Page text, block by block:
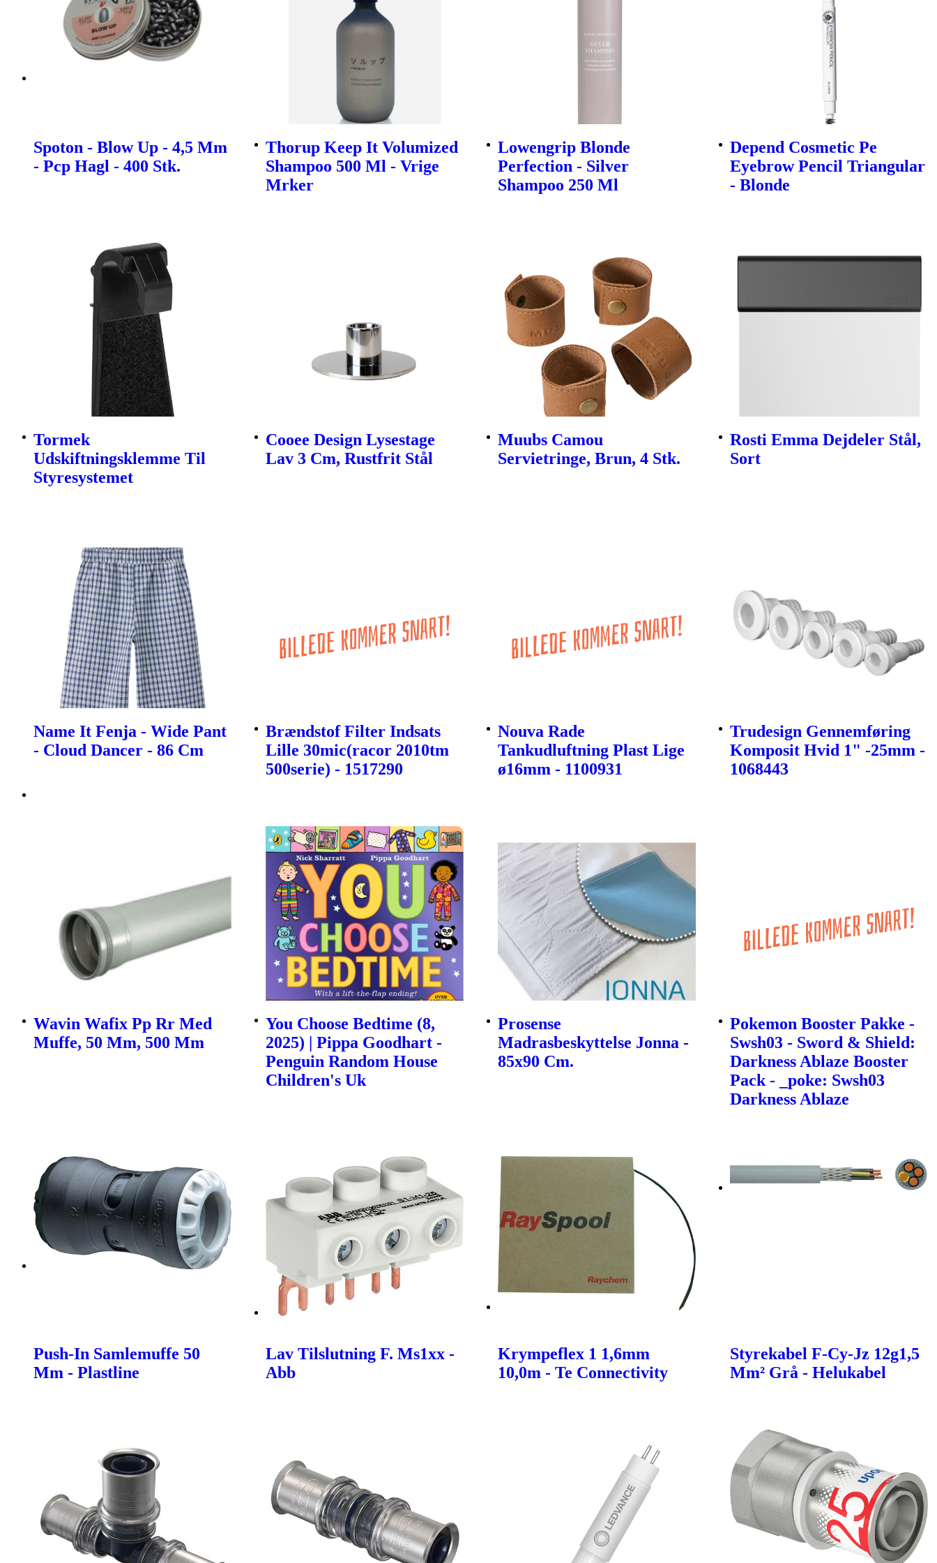
Spoton - Blow Up - 4,5 Mm
- Pcp Hagl - 400 Stk.
Thorup Keep It Volumized
Shampoo 500 Ml - Vrige
Mrker
Lowengrip Blonde
Perfection - Silver
Shampoo 250 Ml
Depend Cosmetic Pe
Eyebrow Pencil Triangular
- Blonde
Tormek
Udskiftningsklemme Til
Styresystemet
Cooee Design Lysestage
Lav 3 Cm, Rustfrit Stål
Muubs Camou
Servietringe, Brun, 4 Stk.
Rosti Emma Dejdeler Stål,
Sort
Name It Fenja - Wide Pant
- Cloud Dancer - 86 Cm
Brændstof Filter Indsats
Lille 30mic(racor 2010tm
500serie) - 1517290
Nouva Rade
Tankudluftning Plast Lige
ø16mm - 1100931
Trudesign Gennemføring
Komposit Hvid 1" -25mm -
1068443
Wavin Wafix Pp Rr Med
Muffe, 50 Mm, 500 Mm
You Choose Bedtime (8,
2025) | Pippa Goodhart -
Penguin Random House
Children's Uk
Prosense
Madrasbeskyttelse Jonna -
85x90 Cm.
Pokemon Booster Pakke -
Swsh03 - Sword & Shield:
Darkness Ablaze Booster
Pack - _poke: Swsh03
Darkness Ablaze
Push-In Samlemuffe 50
Mm - Plastline
Lav Tilslutning F. Ms1xx -
Abb
Krympeflex 1 1,6mm
10,0m - Te Connectivity
Styrekabel F-Cy-Jz 12g1,5
Mm² Grå - Helukabel